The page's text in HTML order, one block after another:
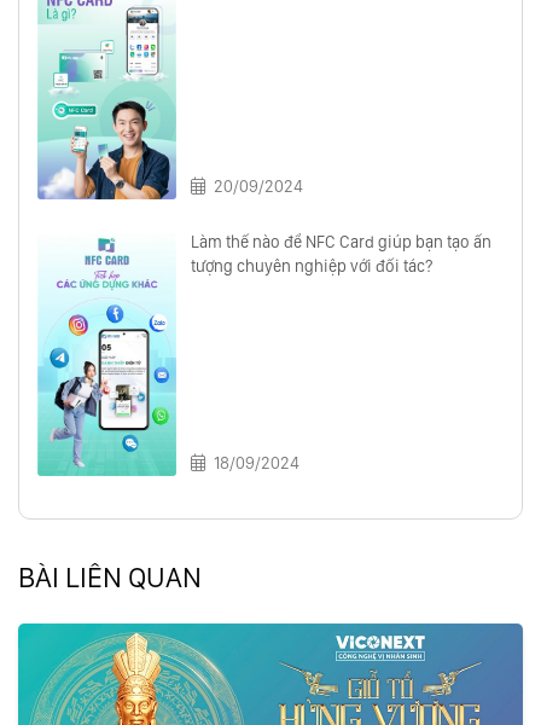
20/09/2024
Làm thế nào để NFC Card giúp bạn tạo ấn
tượng chuyên nghiệp với đối tác?
18/09/2024
BÀI LIÊN QUAN